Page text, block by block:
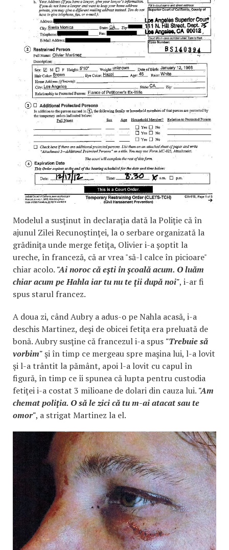
Modelul a susţinut în declaraţia dată la Poliţie că în
ajunul Zilei Recunoştinţei, la o serbare organizată la
grădiniţa unde merge fetiţa, Olivier i-a şoptit la
ureche, în franceză, că ar vrea "să-l calce în picioare"
chiar acolo. "Ai noroc că eşti în şcoală acum. O luăm
chiar acum pe Hahla iar tu nu te ţii după noi", i-ar fi
spus starul francez.
A doua zi, când Aubry a adus-o pe Nahla acasă, i-a
deschis Martinez, deşi de obicei fetiţa era preluată de
bonă. Aubry susţine că francezul i-a spus "Trebuie să
vorbim"şi în timp ce mergeau spre maşina lui, l-a lovit
şi l-a trântit la pământ, apoi l-a lovit cu capul în
figură, în timp ce îi spunea că lupta pentru custodia
fetiţei i-a costat 3 milioane de dolari din cauza lui. "Am
chemat poliţia. O să le zici că tu m-ai atacat sau te
omor", a strigat Martinez la el.